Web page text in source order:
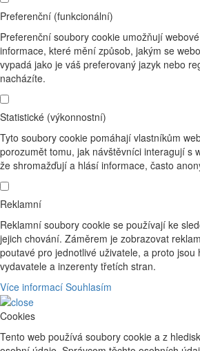
Preferenční (funkcionální)
Preferenční soubory cookie umožňují
informace, které mění způsob, jakým se
vypadá jako je váš preferovaný jazyk nebo
nacházíte.
Statistické (výkonnostní)
Tyto soubory cookie pomáhají vlastníkům
porozumět tomu, jak návštěvníci interagují s
že shromažďují a hlásí informace, často
Reklamní
Reklamní soubory cookie se používají ke
jejich chování. Záměrem je zobrazovat
poutavé pro jednotlivé uživatele, a proto jsou
vydavatele a inzerenty třetích stran.
Více informací Souhlasím
Cookies
Tento web používá soubory cookie a z